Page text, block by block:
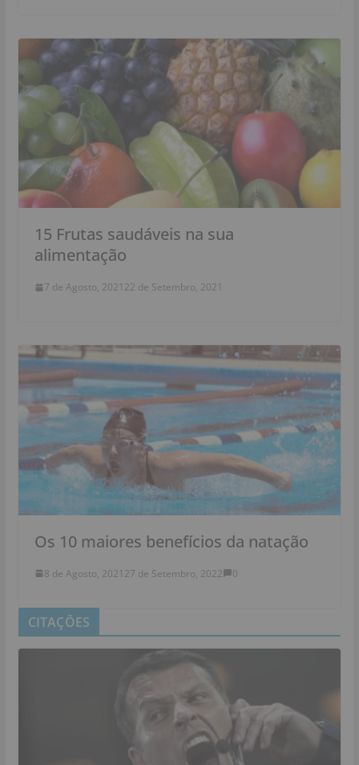
15 Frutas saudáveis na sua
alimentação
7 de Agosto, 2021 22 de Setembro, 2021
Os 10 maiores benefícios da natação
8 de Agosto, 2021 27 de Setembro, 2022 0
CITAÇÕES